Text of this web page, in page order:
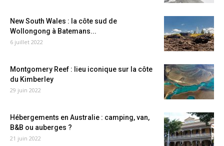
New South Wales : la côte sud de
Wollongong à Batemans...
6 juillet 2022
Montgomery Reef : lieu iconique sur la côte
du Kimberley
29 juin 2022
Hébergements en Australie : camping, van,
B&B ou auberges ?
21 juin 2022